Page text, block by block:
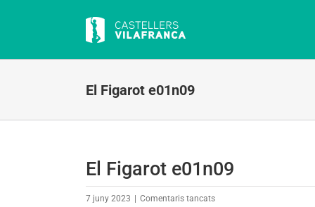
El Figarot e01n09
El Figarot e01n09
7 juny 2023 Comentaris tancatsa